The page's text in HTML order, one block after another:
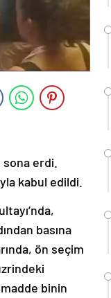
sona erdi.
kabul edildi.
basına
ön seçim
binin